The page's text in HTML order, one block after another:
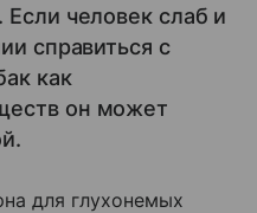
Если человек слаб и
справиться с
как
он может
для глухонемых